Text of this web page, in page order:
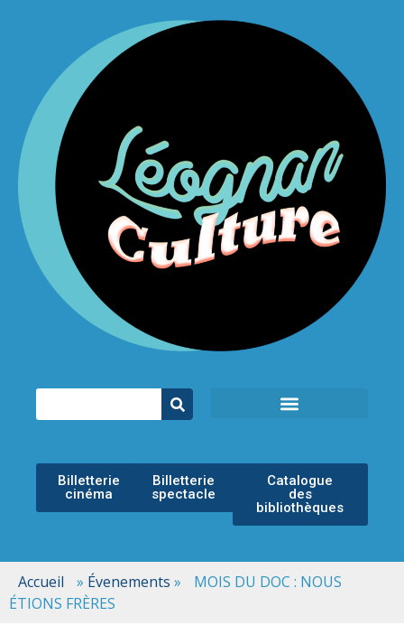
Billetterie
cinéma
Billetterie
spectacle
Catalogue
des
bibliothèques
Accueil » Évenements »
MOIS DU DOC : NOUS
ÉTIONS FRÈRES